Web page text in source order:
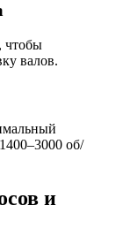
чтобы
валов.
об/
и